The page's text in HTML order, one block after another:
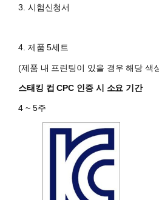
3. 시험신청서
4. 제품 5세트
(제품 내 프린팅이 있을 경우 해당 색
스태킹 컵 CPC 인증 시 소요 기간
4 ~ 5주